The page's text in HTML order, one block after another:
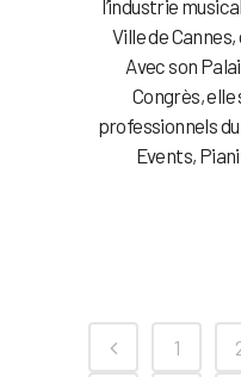
l’industrie
Ville de Cannes,
Avec son
Congrès, elle
professionnels
Events,
1